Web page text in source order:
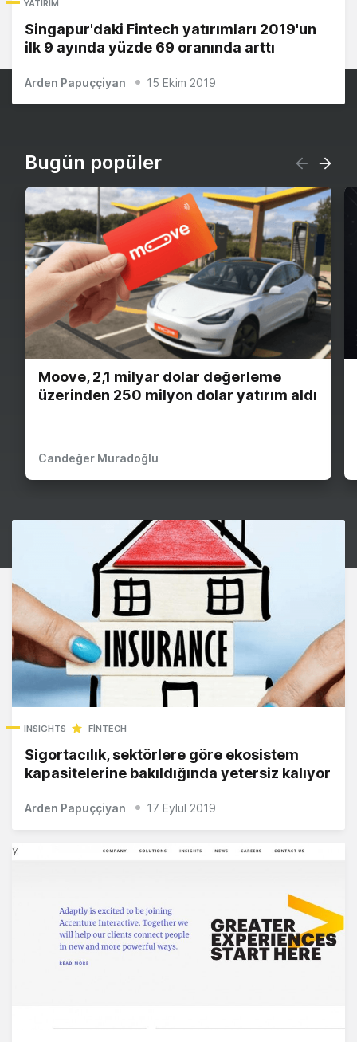
YATIRIM
Singapur'daki Fintech yatırımları 2019'un
ilk 9 ayında yüzde 69 oranında arttı
Arden Papuççiyan 15 Ekim 2019
Bugün popüler
Moove, 2,1 milyar dolar değerleme
üzerinden 250 milyon dolar yatırım aldı
Candeğer Muradoğlu
INSIGHTS FINTECH
Sigortacılık, sektörlere göre ekosistem
kapasitelerine bakıldığında yetersiz kalıyor
Arden Papuççiyan 17 Eylül 2019